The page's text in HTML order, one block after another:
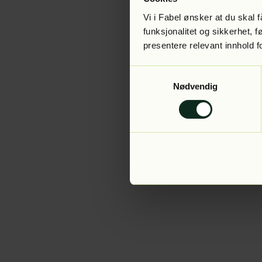
Vi i Fabel ønsker at du skal
funksjonalitet og sikkerhet,
presentere relevant innhold
Nødvendig
Application